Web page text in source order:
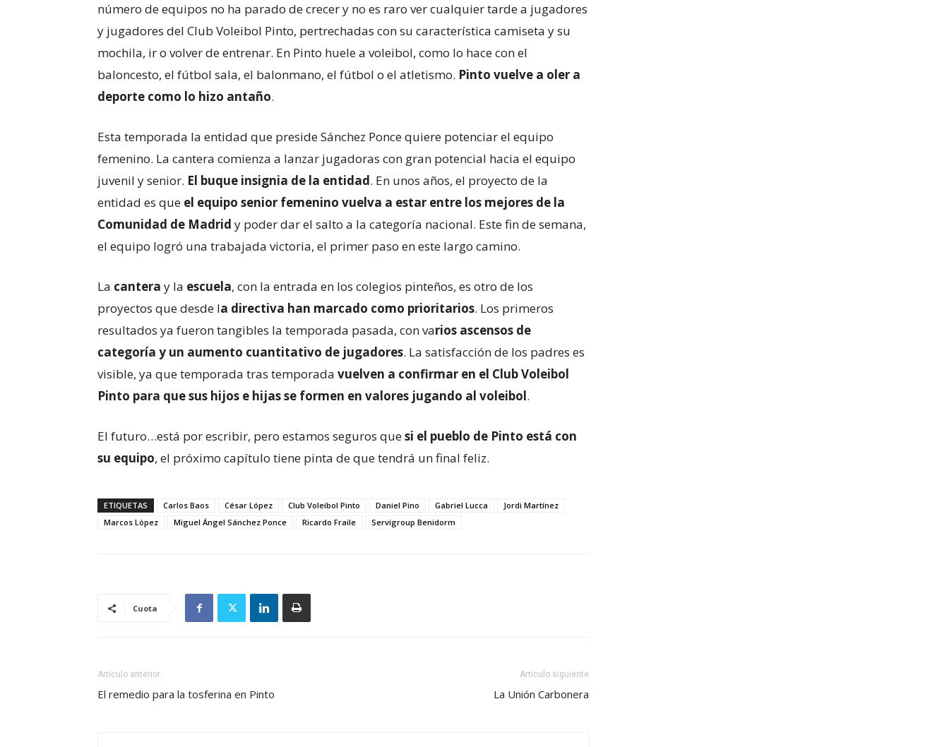
número de equipos no ha parado de crecer y no es raro ver cualquier tarde a jugadores
y jugadores del Club Voleibol Pinto, pertrechadas con su característica camiseta y su
mochila, ir o volver de entrenar. En Pinto huele a voleibol, como lo hace con el
baloncesto, el fútbol sala, el balonmano, el fútbol o el atletismo. Pinto vuelve a oler a
deporte como lo hizo antaño.
Esta temporada la entidad que preside Sánchez Ponce quiere potenciar el equipo
femenino. La cantera comienza a lanzar jugadoras con gran potencial hacia el equipo
juvenil y senior. El buque insignia de la entidad. En unos años, el proyecto de la
entidad es que el equipo senior femenino vuelva a estar entre los mejores de la
Comunidad de Madrid y poder dar el salto a la categoría nacional. Este fin de semana,
el equipo logró una trabajada victoria, el primer paso en este largo camino.
La cantera y la escuela, con la entrada en los colegios pinteños, es otro de los
proyectos que desde la directiva han marcado como prioritarios. Los primeros
resultados ya fueron tangibles la temporada pasada, con varios ascensos de
categoría y un aumento cuantitativo de jugadores. La satisfacción de los padres es
visible, ya que temporada tras temporada vuelven a confirmar en el Club Voleibol
Pinto para que sus hijos e hijas se formen en valores jugando al voleibol.
El futuro…está por escribir, pero estamos seguros quesi el pueblo de Pinto está con
su equipo, el próximo capítulo tiene pinta de que tendrá un final feliz.
ETIQUETAS Carlos Baos César López Club Voleibol Pinto Daniel Pino Gabriel Lucca
Jordi Martínez
Marcos López
Miguel Ángel Sánchez Ponce Ricardo Fraile Servigroup Benidorm
Cuota
Artículo anterior
El remedio para la tosferina en Pinto
Artículo siguiente
La Unión Carbonera